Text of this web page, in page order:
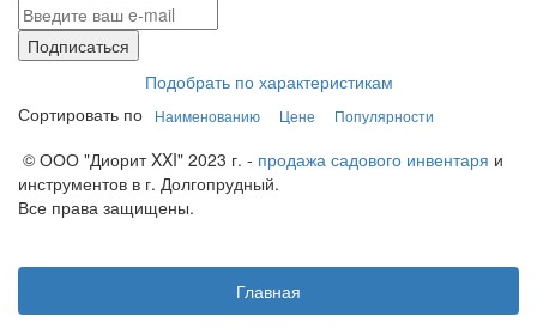
Подписаться
Подобрать по характеристикам
Сортировать по
Наименованию Цене Популярности
© ООО "Диорит XXI" 2023 г. - продажа садового инвентаря и
инструментов в г. Долгопрудный.
Все права защищены.
Главная